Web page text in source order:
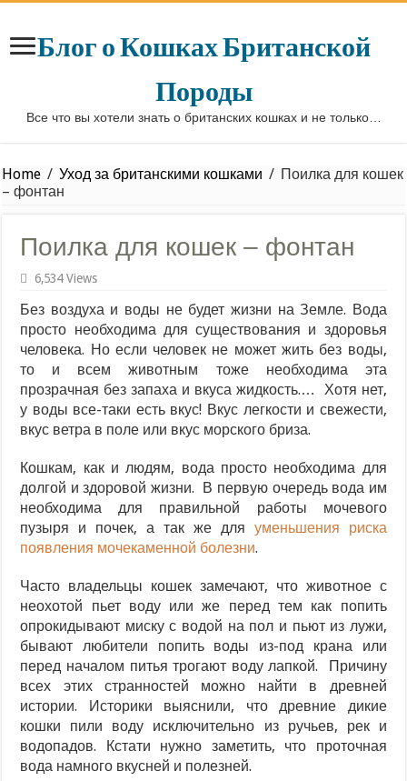
Блог о Кошках Британской
Породы
Все что вы хотели знать о британских кошках и не только…
Home / Уход за британскими кошками / Поилка для кошек
– фонтан
Поилка для кошек – фонтан
6,534 Views
Без воздуха и воды не будет жизни на Земле. Вода
просто необходима для существования и здоровья
человека. Но если человек не может жить без воды,
то и всем животным тоже необходима эта
прозрачная без запаха и вкуса жидкость.… Хотя нет,
у воды все-таки есть вкус! Вкус легкости и свежести,
вкус ветра в поле или вкус морского бриза.
Кошкам, как и людям, вода просто необходима для
долгой и здоровой жизни. В первую очередь вода им
необходима для правильной работы мочевого
пузыря и почек, а так же для уменьшения риска
появления мочекаменной болезни.
Часто владельцы кошек замечают, что животное с
неохотой пьет воду или же перед тем как попить
опрокидывают миску с водой на пол и пьют из лужи,
бывают любители попить воды из-под крана или
перед началом питья трогают воду лапкой. Причину
всех этих странностей можно найти в древней
истории. Историки выяснили, что древние дикие
кошки пили воду исключительно из ручьев, рек и
водопадов. Кстати нужно заметить, что проточная
вода намного вкусней и полезней.